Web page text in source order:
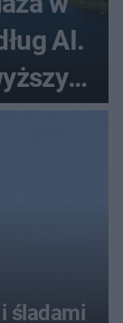
AI.
śladami